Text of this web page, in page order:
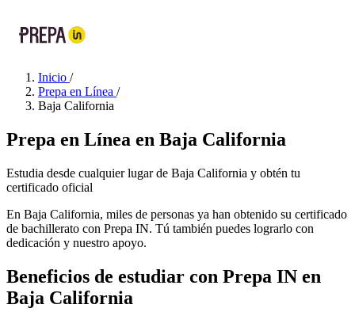
Inicio /
Prepa en Línea /
Baja California
Prepa en Línea en Baja California
Estudia desde cualquier lugar de Baja California y obtén tu
certificado oficial
En Baja California, miles de personas ya han obtenido su certificado
de bachillerato con Prepa IN. Tú también puedes lograrlo con
dedicación y nuestro apoyo.
Beneficios de estudiar con Prepa IN en
Baja California